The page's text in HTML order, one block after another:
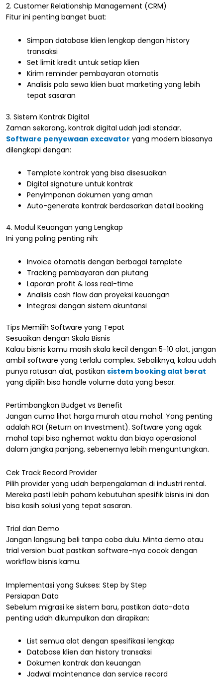
2. Customer Relationship Management (CRM)
Fitur ini penting banget buat:
Simpan database klien lengkap dengan history
transaksi
Set limit kredit untuk setiap klien
Kirim reminder pembayaran otomatis
Analisis pola sewa klien buat marketing yang lebih
tepat sasaran
3. Sistem Kontrak Digital
Zaman sekarang, kontrak digital udah jadi standar.
Software penyewaan excavator yang modern biasanya
dilengkapi dengan:
Template kontrak yang bisa disesuaikan
Digital signature untuk kontrak
Penyimpanan dokumen yang aman
Auto-generate kontrak berdasarkan detail booking
4. Modul Keuangan yang Lengkap
Ini yang paling penting nih:
Invoice otomatis dengan berbagai template
Tracking pembayaran dan piutang
Laporan profit & loss real-time
Analisis cash flow dan proyeksi keuangan
Integrasi dengan sistem akuntansi
Tips Memilih Software yang Tepat
Sesuaikan dengan Skala Bisnis
Kalau bisnis kamu masih skala kecil dengan 5-10 alat, jangan
ambil software yang terlalu complex. Sebaliknya, kalau udah
punya ratusan alat, pastikan sistem booking alat berat
yang dipilih bisa handle volume data yang besar.
Pertimbangkan Budget vs Benefit
Jangan cuma lihat harga murah atau mahal. Yang penting
adalah ROI (Return on Investment). Software yang agak
mahal tapi bisa nghemat waktu dan biaya operasional
dalam jangka panjang, sebenernya lebih menguntungkan.
Cek Track Record Provider
Pilih provider yang udah berpengalaman di industri rental.
Mereka pasti lebih paham kebutuhan spesifik bisnis ini dan
bisa kasih solusi yang tepat sasaran.
Trial dan Demo
Jangan langsung beli tanpa coba dulu. Minta demo atau
trial version buat pastikan software-nya cocok dengan
workflow bisnis kamu.
Implementasi yang Sukses: Step by Step
Persiapan Data
Sebelum migrasi ke sistem baru, pastikan data-data
penting udah dikumpulkan dan dirapikan:
List semua alat dengan spesifikasi lengkap
Database klien dan history transaksi
Dokumen kontrak dan keuangan
Jadwal maintenance dan service record